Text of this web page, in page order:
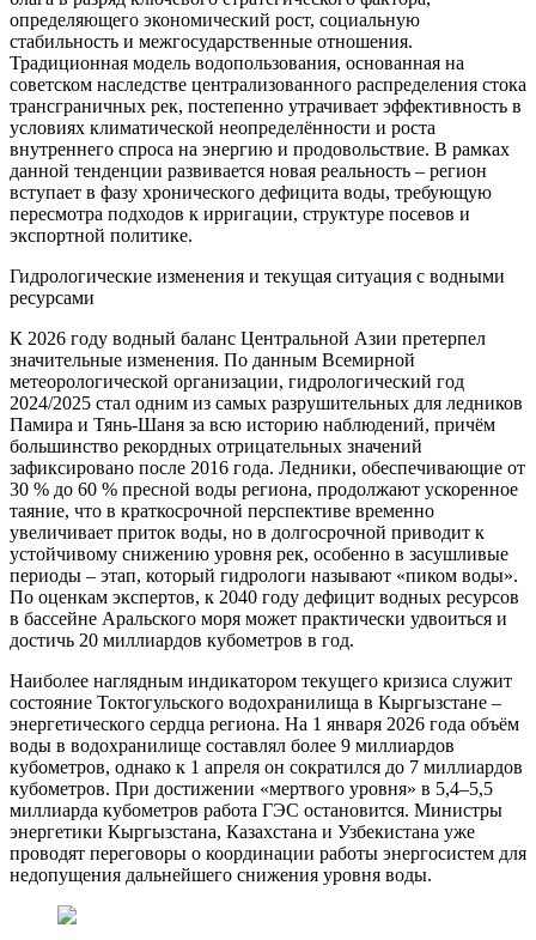
определяющего экономический рост, социальную
стабильность и межгосударственные отношения.
Традиционная модель водопользования, основанная на
советском наследстве централизованного распределения стока
трансграничных рек, постепенно утрачивает эффективность в
условиях климатической неопределённости и роста
внутреннего спроса на энергию и продовольствие. В рамках
данной тенденции развивается новая реальность – регион
вступает в фазу хронического дефицита воды, требующую
пересмотра подходов к ирригации, структуре посевов и
экспортной политике.
Гидрологические изменения и текущая ситуация с водными
ресурсами
К 2026 году водный баланс Центральной Азии претерпел
значительные изменения. По данным Всемирной
метеорологической организации, гидрологический год
2024/2025 стал одним из самых разрушительных для ледников
Памира и Тянь-Шаня за всю историю наблюдений, причём
большинство рекордных отрицательных значений
зафиксировано после 2016 года. Ледники, обеспечивающие от
30 % до 60 % пресной воды региона, продолжают ускоренное
таяние, что в краткосрочной перспективе временно
увеличивает приток воды, но в долгосрочной приводит к
устойчивому снижению уровня рек, особенно в засушливые
периоды – этап, который гидрологи называют «пиком воды».
По оценкам экспертов, к 2040 году дефицит водных ресурсов
в бассейне Аральского моря может практически удвоиться и
достичь 20 миллиардов кубометров в год.
Наиболее наглядным индикатором текущего кризиса служит
состояние Токтогульского водохранилища в Кыргызстане –
энергетического сердца региона. На 1 января 2026 года объём
воды в водохранилище составлял более 9 миллиардов
кубометров, однако к 1 апреля он сократился до 7 миллиардов
кубометров. При достижении «мертвого уровня» в 5,4–5,5
миллиарда кубометров работа ГЭС остановится. Министры
энергетики Кыргызстана, Казахстана и Узбекистана уже
проводят переговоры о координации работы энергосистем для
недопущения дальнейшего снижения уровня воды.